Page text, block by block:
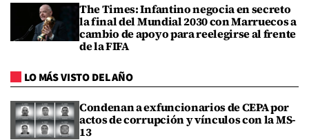
The Times: Infantino negocia en secreto
la final del Mundial 2030 con Marruecos a
cambio de apoyo para reelegirse al frente
de la FIFA
LO MÁS VISTO DEL AÑO
Condenan a exfuncionarios de CEPA por
actos de corrupción y vínculos con la MS-
13